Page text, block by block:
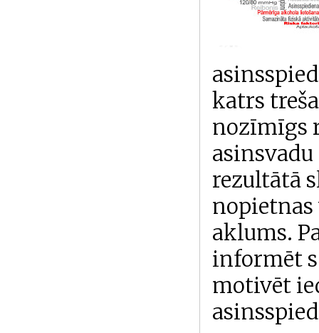
katrs
nozīmīgs
rezultātā
nopietnas
aklums.
informēt
motivēt